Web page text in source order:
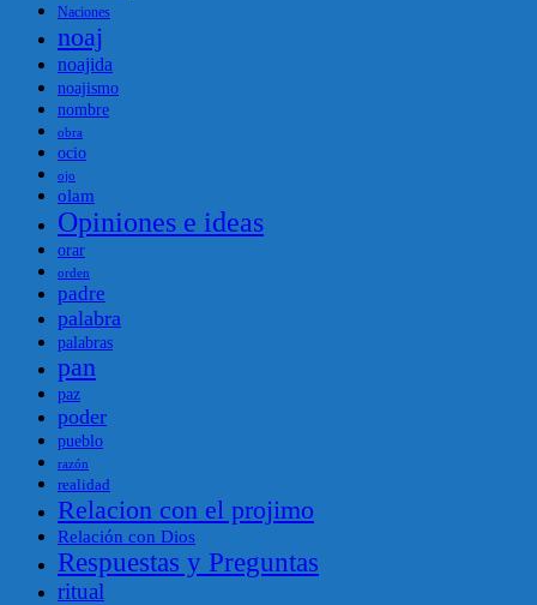
Naciones
noaj
noajida
noajismo
nombre
obra
ocio
ojo
olam
Opiniones e ideas
orar
orden
padre
palabra
palabras
pan
paz
poder
pueblo
razón
realidad
Relacion con el projimo
Relación con Dios
Respuestas y Preguntas
ritual